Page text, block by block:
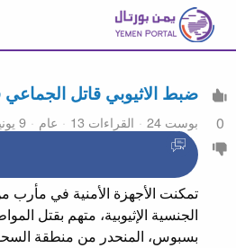
0
ضبط الاثيوبي قاتل
بوست 24 القراءات 13 عام
9 يونيو 2026 21:15
تمكنت الأجهزة الأمنية في
الجنسية الإثيوبية، متهم بقتل
بسبوس، المنحدر من منطقة